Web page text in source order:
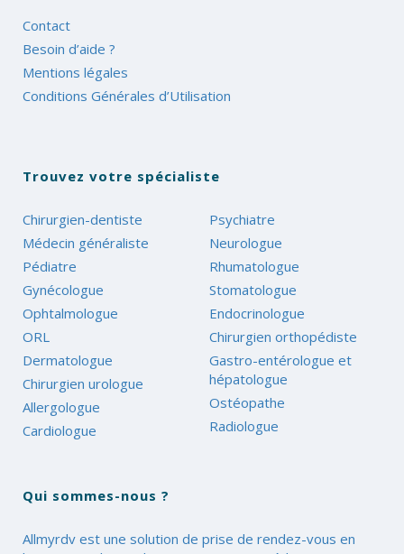
Contact
Besoin d’aide ?
Mentions légales
Conditions Générales d’Utilisation
Trouvez votre spécialiste
Chirurgien-dentiste
Médecin généraliste
Pédiatre
Gynécologue
Ophtalmologue
ORL
Dermatologue
Chirurgien urologue
Allergologue
Cardiologue
Psychiatre
Neurologue
Rhumatologue
Stomatologue
Endocrinologue
Chirurgien orthopédiste
Gastro-entérologue et
hépatologue
Ostéopathe
Radiologue
Qui sommes-nous ?
Allmyrdv est une solution de prise de rendez-vous en